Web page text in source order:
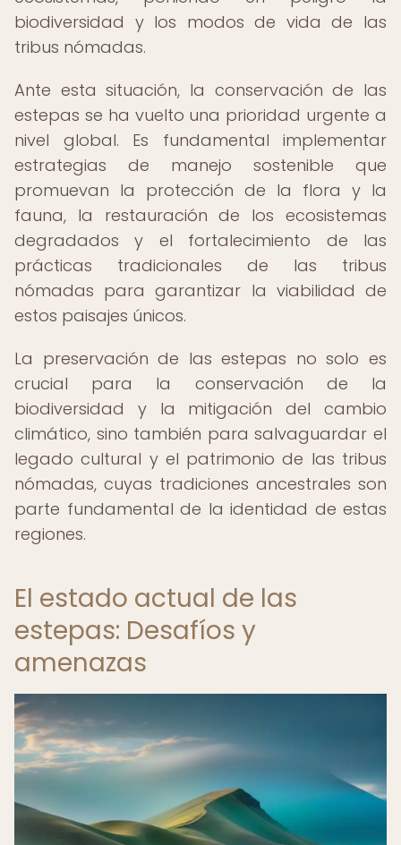
biodiversidad y los modos de vida de las
tribus nómadas.
Ante esta situación, la conservación de las
estepas se ha vuelto una prioridad urgente a
nivel global. Es fundamental implementar
estrategias de manejo sostenible que
promuevan la protección de la flora y la
fauna, la restauración de los ecosistemas
degradados y el fortalecimiento de las
prácticas tradicionales de las tribus
nómadas para garantizar la viabilidad de
estos paisajes únicos.
La preservación de las estepas no solo es
crucial para la conservación de la
biodiversidad y la mitigación del cambio
climático, sino también para salvaguardar el
legado cultural y el patrimonio de las tribus
nómadas, cuyas tradiciones ancestrales son
parte fundamental de la identidad de estas
regiones.
El estado actual de las
estepas: Desafíos y
amenazas